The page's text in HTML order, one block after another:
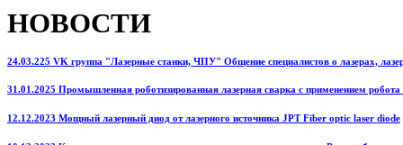
НОВОСТИ
24.03.225 VK группа "Лазерные станки, ЧПУ" Общение специалистов о лазерах,
31.01.2025 Промышленная роботизированная лазерная сварка с применением
12.12.2023 Мощный лазерный диод от лазерного источника JPT Fiber optic laser diode